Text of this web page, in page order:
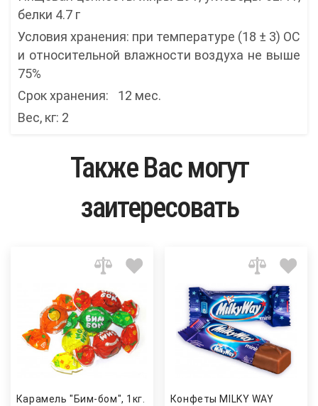
белки 4.7 г
Условия хранения: при температуре (18 ± 3) ОС
и относительной влажности воздуха не выше
75%
Срок хранения: 12 мес.
Вес, кг: 2
Также Вас могут
заитересовать
Карамель "Бим-бом", 1кг.
Конфеты MILKY WAY